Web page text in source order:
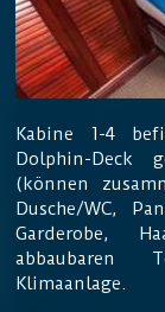
Kabine 1-4
Dolphin-Deck
(können
Dusche/WC,
Garderobe,
abbaubaren
Klimaanlage.